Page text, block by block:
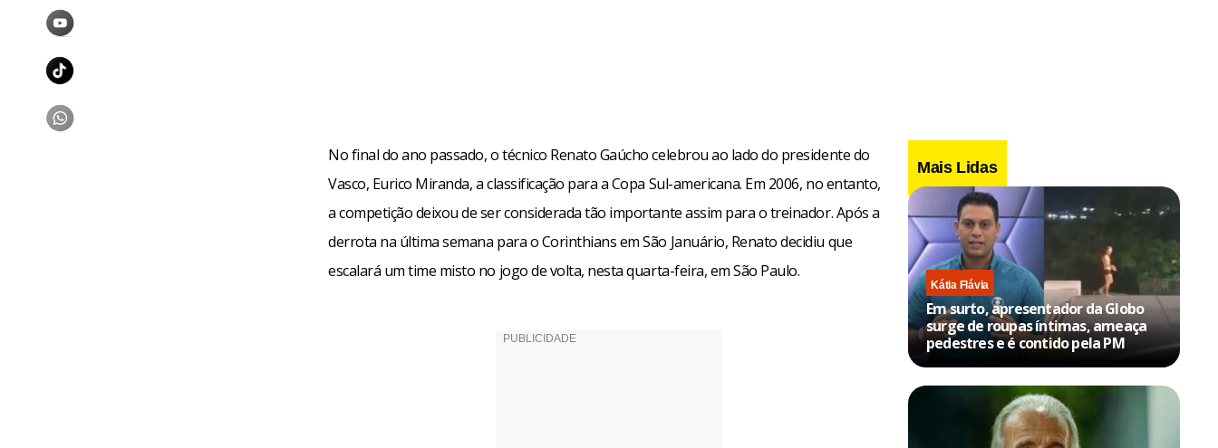
No final do ano passado, o técnico Renato Gaúcho celebrou ao lado do presidente do
Vasco, Eurico Miranda, a classificação para a Copa Sul-americana. Em 2006, no entanto,
a competição deixou de ser considerada tão importante assim para o treinador. Após a
derrota na última semana para o Corinthians em São Januário, Renato decidiu que
escalará um time misto no jogo de volta, nesta quarta-feira, em São Paulo.
Mais Lidas
Kátia Flávia
Em surto, apresentador da Globo
surge de roupas íntimas, ameaça
pedestres e é contido pela PM